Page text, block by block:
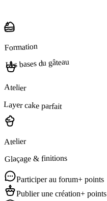
Formation
Les bases du gâteau
Atelier
Layer cake parfait
Atelier
Glaçage & finitions
Participer au forum+ points
Publier une création+ points